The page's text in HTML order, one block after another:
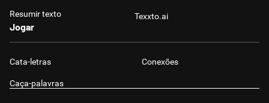
Resumir texto Texxto.ai
Jogar
Cata-letras Conexões
Caça-palavras